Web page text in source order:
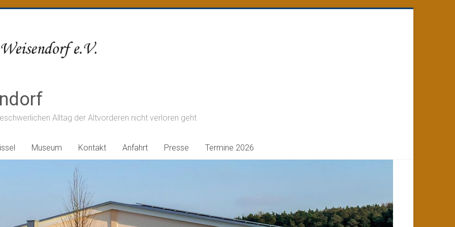
Alltag der Altvorderen nicht verloren geht
Museum Kontakt Anfahrt Presse Termine 2026